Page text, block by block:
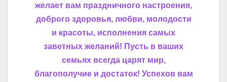
желает вам праздничного настроения,
доброго здоровья, любви, молодости
и красоты, исполнения самых
заветных желаний! Пусть в ваших
семьях всегда царят мир,
благополучие и достаток! Успехов вам